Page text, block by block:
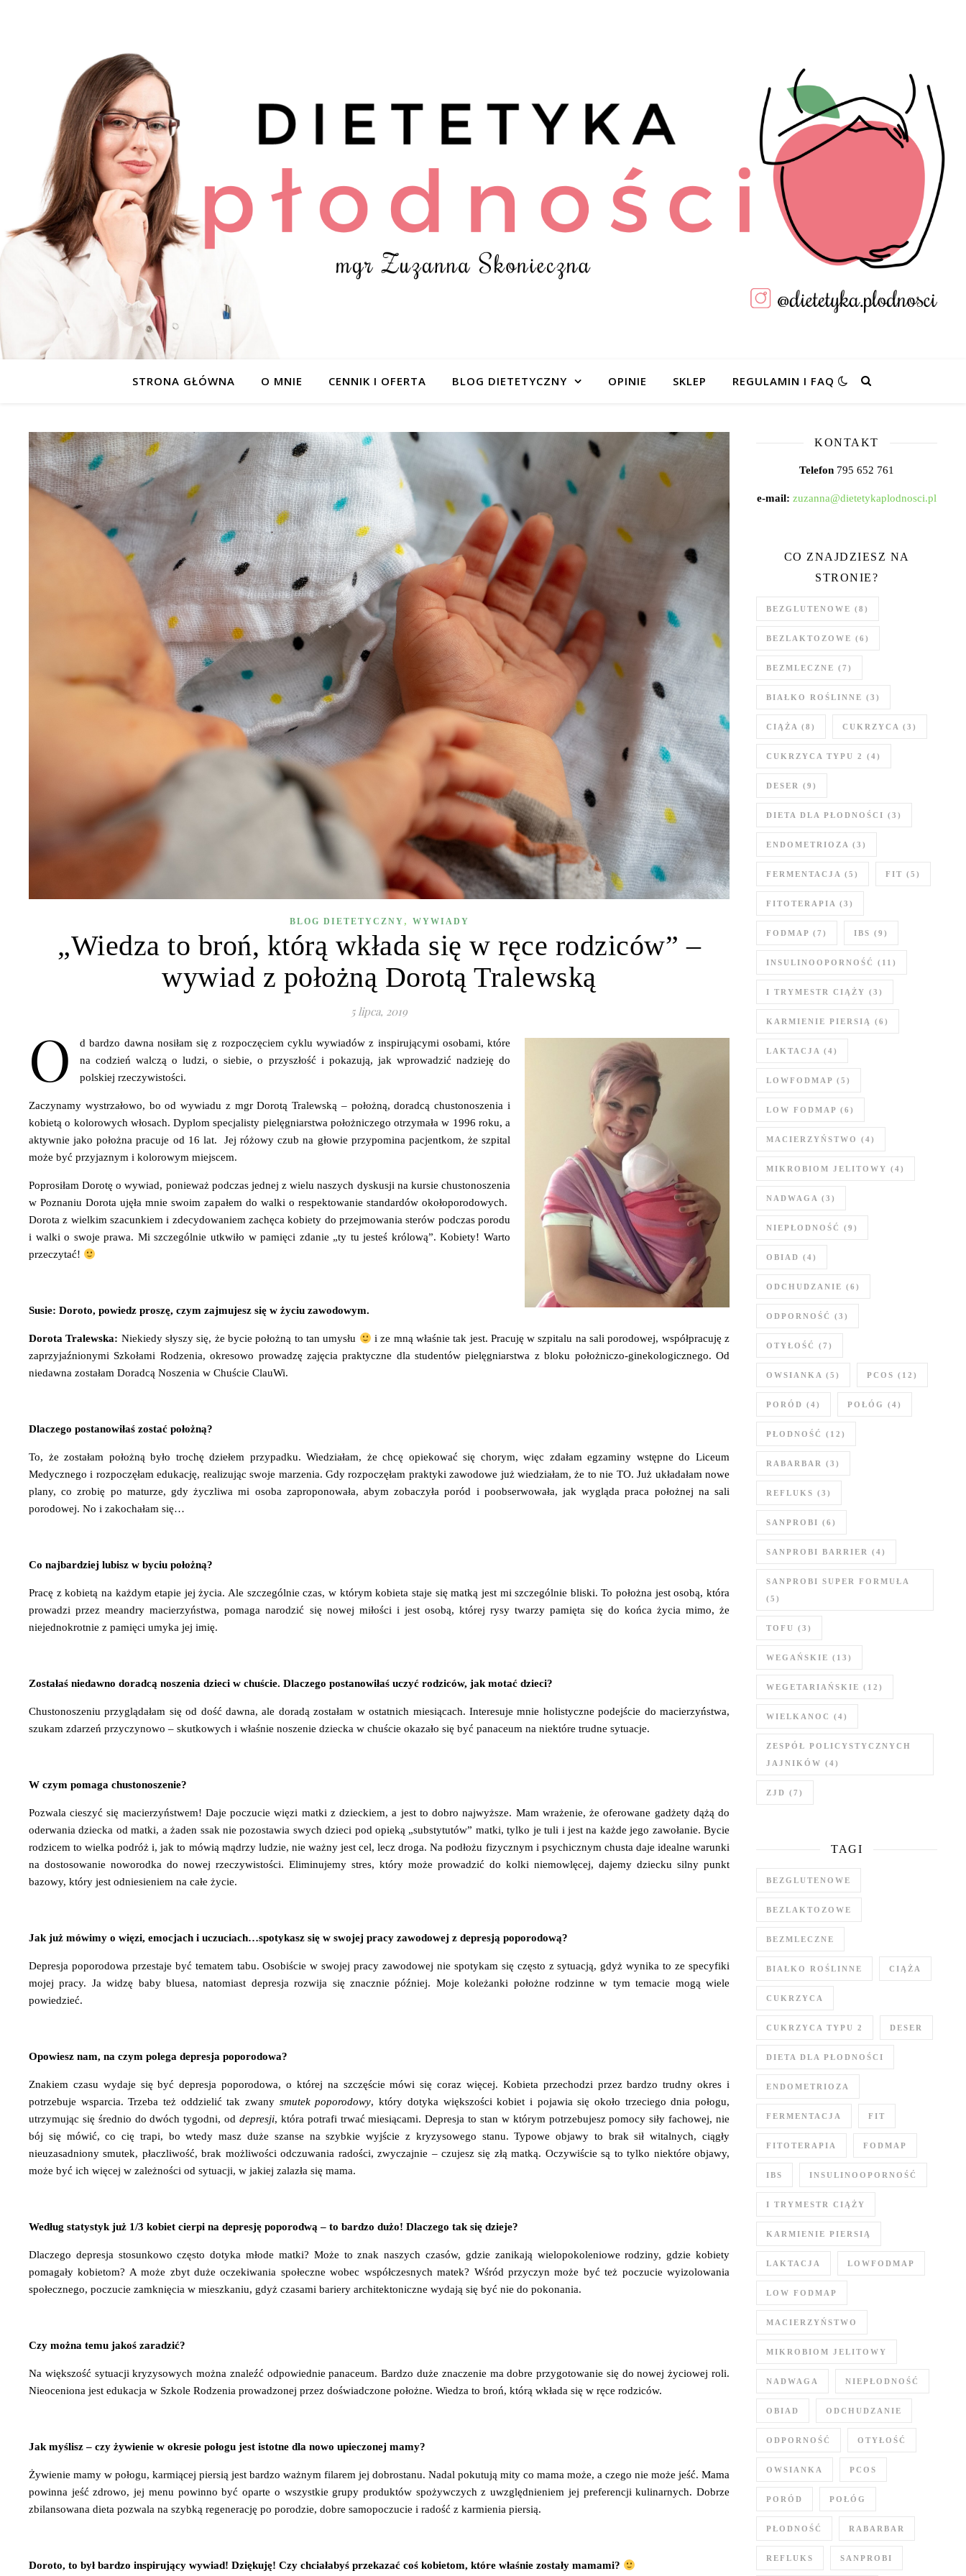
STRONA GŁÓWNA O MNIE CENNIK I OFERTA BLOG DIETETYCZNY OPINIE SKLEP REGULAMIN I FAQ
BLOG DIETETYCZNY , WYWIADY
„Wiedza to broń, którą wkłada się w ręce rodziców” –
wywiad z położną Dorotą Tralewską
5 lipca, 2019
O
d bardzo dawna nosiłam się z rozpoczęciem cyklu wywiadów z inspirującymi osobami, które
na codzień walczą o ludzi, o siebie, o przyszłość i pokazują, jak wprowadzić nadzieję do
polskiej rzeczywistości.
Zaczynamy wystrzałowo, bo od wywiadu z mgr Dorotą Tralewską – położną, doradcą chustonoszenia i
kobietą o kolorowych włosach. Dyplom specjalisty pielęgniarstwa położniczego otrzymała w 1996 roku, a
aktywnie jako położna pracuje od 16 lat. Jej różowy czub na głowie przypomina pacjentkom, że szpital
może być przyjaznym i kolorowym miejscem.
Poprosiłam Dorotę o wywiad, ponieważ podczas jednej z wielu naszych dyskusji na kursie chustonoszenia
w Poznaniu Dorota ujęła mnie swoim zapałem do walki o respektowanie standardów okołoporodowych.
Dorota z wielkim szacunkiem i zdecydowaniem zachęca kobiety do przejmowania sterów podczas porodu
i walki o swoje prawa. Mi szczególnie utkwiło w pamięci zdanie „ty tu jesteś królową”. Kobiety! Warto
przeczytać!
Susie: Doroto, powiedz proszę, czym zajmujesz się w życiu zawodowym.
Dorota Tralewska: Niekiedy słyszy się, że bycie położną to tan umysłu
i ze mną właśnie tak jest. Pracuję w szpitalu na sali porodowej, współpracuję z
zaprzyjaźnionymi Szkołami Rodzenia, okresowo prowadzę zajęcia praktyczne dla studentów pielęgniarstwa z bloku położniczo-ginekologicznego. Od
niedawna zostałam Doradcą Noszenia w Chuście ClauWi.
Dlaczego postanowiłaś zostać położną?
To, że zostałam położną było trochę dziełem przypadku. Wiedziałam, że chcę opiekować się chorym, więc zdałam egzaminy wstępne do Liceum
Medycznego i rozpoczęłam edukację, realizując swoje marzenia. Gdy rozpoczęłam praktyki zawodowe już wiedziałam, że to nie TO. Już układałam nowe
plany, co zrobię po maturze, gdy życzliwa mi osoba zaproponowała, abym zobaczyła poród i poobserwowała, jak wygląda praca położnej na sali
porodowej. No i zakochałam się…
Co najbardziej lubisz w byciu położną?
Pracę z kobietą na każdym etapie jej życia. Ale szczególnie czas, w którym kobieta staje się matką jest mi szczególnie bliski. To położna jest osobą, która
prowadzi przez meandry macierzyństwa, pomaga narodzić się nowej miłości i jest osobą, której rysy twarzy pamięta się do końca życia mimo, że
niejednokrotnie z pamięci umyka jej imię.
Zostałaś niedawno doradcą noszenia dzieci w chuście. Dlaczego postanowiłaś uczyć rodziców, jak motać dzieci?
Chustonoszeniu przyglądałam się od dość dawna, ale doradą zostałam w ostatnich miesiącach. Interesuje mnie holistyczne podejście do macierzyństwa,
szukam zdarzeń przyczynowo – skutkowych i właśnie noszenie dziecka w chuście okazało się być panaceum na niektóre trudne sytuacje.
W czym pomaga chustonoszenie?
Pozwala cieszyć się macierzyństwem! Daje poczucie więzi matki z dzieckiem, a jest to dobro najwyższe. Mam wrażenie, że oferowane gadżety dążą do
oderwania dziecka od matki, a żaden ssak nie pozostawia swych dzieci pod opieką „substytutów” matki, tylko je tuli i jest na każde jego zawołanie. Bycie
rodzicem to wielka podróż i, jak to mówią mądrzy ludzie, nie ważny jest cel, lecz droga. Na podłożu fizycznym i psychicznym chusta daje idealne warunki
na dostosowanie noworodka do nowej rzeczywistości. Eliminujemy stres, który może prowadzić do kolki niemowlęcej, dajemy dziecku silny punkt
bazowy, który jest odniesieniem na całe życie.
Jak już mówimy o więzi, emocjach i uczuciach…spotykasz się w swojej pracy zawodowej z depresją poporodową?
Depresja poporodowa przestaje być tematem tabu. Osobiście w swojej pracy zawodowej nie spotykam się często z sytuacją, gdyż wynika to ze specyfiki
mojej pracy. Ja widzę baby bluesa, natomiast depresja rozwija się znacznie później. Moje koleżanki położne rodzinne w tym temacie mogą wiele
powiedzieć.
Opowiesz nam, na czym polega depresja poporodowa?
Znakiem czasu wydaje się być depresja poporodowa, o której na szczęście mówi się coraz więcej. Kobieta przechodzi przez bardzo trudny okres i
potrzebuje wsparcia. Trzeba też oddzielić tak zwany smutek poporodowy, który dotyka większości kobiet i pojawia się około trzeciego dnia połogu,
utrzymując się średnio do dwóch tygodni, od depresji, która potrafi trwać miesiącami. Depresja to stan w którym potrzebujesz pomocy siły fachowej, nie
bój się mówić, co cię trapi, bo wtedy masz duże szanse na szybkie wyjście z kryzysowego stanu. Typowe objawy to brak sił witalnych, ciągły
nieuzasadniony smutek, płaczliwość, brak możliwości odczuwania radości, zwyczajnie – czujesz się złą matką. Oczywiście są to tylko niektóre objawy,
może być ich więcej w zależności od sytuacji, w jakiej zalazła się mama.
Według statystyk już 1/3 kobiet cierpi na depresję poporodwą – to bardzo dużo! Dlaczego tak się dzieje?
Dlaczego depresja stosunkowo często dotyka młode matki? Może to znak naszych czasów, gdzie zanikają wielopokoleniowe rodziny, gdzie kobiety
pomagały kobietom? A może zbyt duże oczekiwania społeczne wobec współczesnych matek? Wśród przyczyn może być też poczucie wyizolowania
społecznego, poczucie zamknięcia w mieszkaniu, gdyż czasami bariery architektoniczne wydają się być nie do pokonania.
Czy można temu jakoś zaradzić?
Na większość sytuacji kryzysowych można znaleźć odpowiednie panaceum. Bardzo duże znaczenie ma dobre przygotowanie się do nowej życiowej roli.
Nieoceniona jest edukacja w Szkole Rodzenia prowadzonej przez doświadczone położne. Wiedza to broń, którą wkłada się w ręce rodziców.
Jak myślisz – czy żywienie w okresie połogu jest istotne dla nowo upieczonej mamy?
Żywienie mamy w połogu, karmiącej piersią jest bardzo ważnym filarem jej dobrostanu. Nadal pokutują mity co mama może, a czego nie może jeść. Mama
powinna jeść zdrowo, jej menu powinno być oparte o wszystkie grupy produktów spożywczych z uwzględnieniem jej preferencji kulinarnych. Dobrze
zbilansowana dieta pozwala na szybką regenerację po porodzie, dobre samopoczucie i radość z karmienia piersią.
Doroto, to był bardzo inspirujący wywiad! Dziękuję! Czy chciałabyś przekazać coś kobietom, które właśnie zostały mamami?
KONTAKT
Telefon 795 652 761
e-mail: zuzanna@dietetykaplodnosci.pl
CO ZNAJDZIESZ NA
STRONIE?
BEZGLUTENOWE (8)
BEZLAKTOZOWE (6)
BEZMLECZNE (7)
BIAŁKO ROŚLINNE (3)
CIĄŻA (8) CUKRZYCA (3)
CUKRZYCA TYPU 2 (4)
DESER (9)
DIETA DLA PŁODNOŚCI (3)
ENDOMETRIOZA (3)
FERMENTACJA (5) FIT (5)
FITOTERAPIA (3)
FODMAP (7) IBS (9)
INSULINOOPORNOŚĆ (11)
I TRYMESTR CIĄŻY (3)
KARMIENIE PIERSIĄ (6)
LAKTACJA (4)
LOWFODMAP (5)
LOW FODMAP (6)
MACIERZYŃSTWO (4)
MIKROBIOM JELITOWY (4)
NADWAGA (3)
NIEPŁODNOŚĆ (9)
OBIAD (4)
ODCHUDZANIE (6)
ODPORNOŚĆ (3)
OTYŁOŚĆ (7)
OWSIANKA (5) PCOS (12)
PORÓD (4) POŁÓG (4)
PŁODNOŚĆ (12)
RABARBAR (3)
REFLUKS (3)
SANPROBI (6)
SANPROBI BARRIER (4)
SANPROBI SUPER FORMUŁA
(5)
TOFU (3)
WEGAŃSKIE (13)
WEGETARIAŃSKIE (12)
WIELKANOC (4)
ZESPÓŁ POLICYSTYCZNYCH
JAJNIKÓW (4)
ZJD (7)
TAGI
BEZGLUTENOWE
BEZLAKTOZOWE
BEZMLECZNE
BIAŁKO ROŚLINNE CIĄŻA
CUKRZYCA
CUKRZYCA TYPU 2 DESER
DIETA DLA PŁODNOŚCI
ENDOMETRIOZA
FERMENTACJA FIT
FITOTERAPIA FODMAP
IBS INSULINOOPORNOŚĆ
I TRYMESTR CIĄŻY
KARMIENIE PIERSIĄ
LAKTACJA LOWFODMAP
LOW FODMAP
MACIERZYŃSTWO
MIKROBIOM JELITOWY
NADWAGA NIEPŁODNOŚĆ
OBIAD ODCHUDZANIE
ODPORNOŚĆ OTYŁOŚĆ
OWSIANKA PCOS
PORÓD POŁÓG
PŁODNOŚĆ RABARBAR
REFLUKS SANPROBI